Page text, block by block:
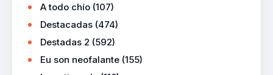
A todo chío (107)
Destacadas (474)
Destadas 2 (592)
Eu son neofalante (155)